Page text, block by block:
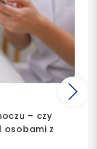
– czy
osobami z